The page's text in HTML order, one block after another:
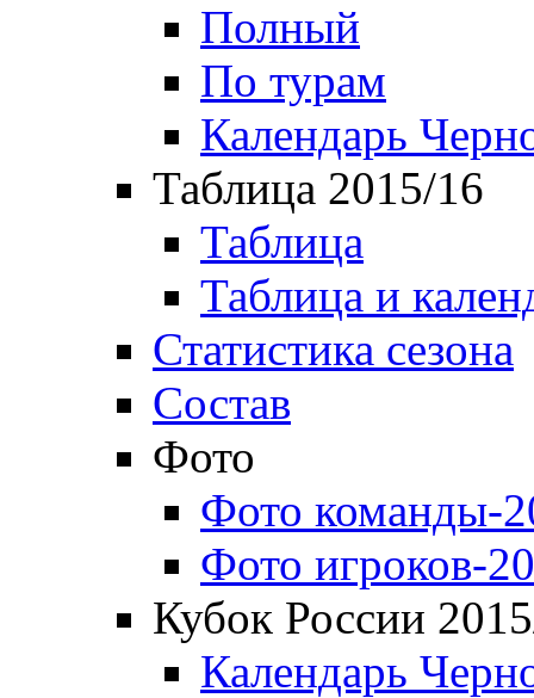
Полный
По турам
Календарь
Таблица 2015/16
Таблица
Таблица и
Статистика сезона
Состав
Фото
Фото команды-
Фото игроков-
Кубок России
Календарь